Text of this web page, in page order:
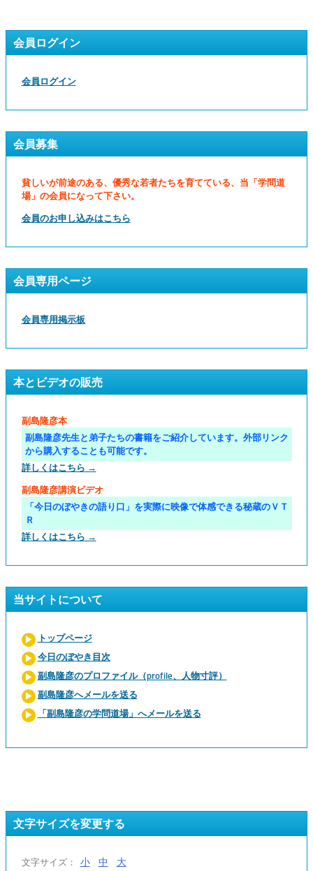
会員ログイン
会員ログイン
会員募集
貧しいが前途のある、優秀な若者たちを育てている、当「学問道
場」の会員になって下さい。
会員のお申し込みはこちら
会員専用ページ
会員専用掲示板
本とビデオの販売
副島隆彦本
副島隆彦先生と弟子たちの書籍をご紹介しています。外部リンク
から購入することも可能です。
詳しくはこちら →
副島隆彦講演ビデオ
「今日のぼやきの語り口」を実際に映像で体感できる秘蔵のＶＴ
Ｒ
詳しくはこちら →
当サイトについて
トップページ
今日のぼやき目次
副島隆彦のプロファイル（profile、人物寸評）
副島隆彦へメールを送る
「副島隆彦の学問道場」へメールを送る
文字サイズを変更する
文字サイズ： 小 中 大